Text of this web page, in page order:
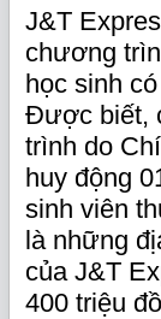
J&T
chương
học sinh
Được biết,
trình do
huy động
sinh viên
là những
của J&T
400 triệu